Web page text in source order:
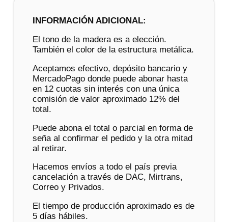
INFORMACIÓN ADICIONAL:
El tono de la madera es a elección.
También el color de la estructura metálica.
Aceptamos efectivo, depósito bancario y
MercadoPago donde puede abonar hasta
en 12 cuotas sin interés con una única
comisión de valor aproximado 12% del
total.
Puede abona el total o parcial en forma de
seña al confirmar el pedido y la otra mitad
al retirar.
Hacemos envíos a todo el país previa
cancelación a través de DAC, Mirtrans,
Correo y Privados.
El tiempo de producción aproximado es de
5 días hábiles.